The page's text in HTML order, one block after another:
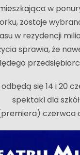
w
zostaje
w rezydencji
sprawia, że
się 14 i 20
spektakl dla szkół
czerwca o